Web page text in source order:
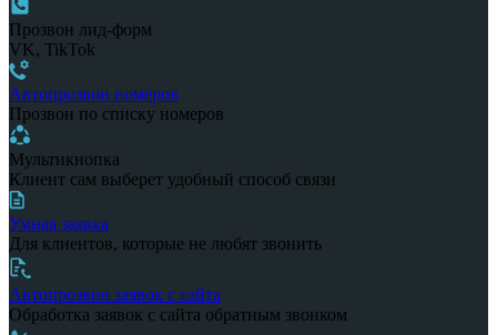
Прозвон лид-форм
VK, TikTok
Автопрозвон номеров
Прозвон по списку номеров
Мультикнопка
Клиент сам выберет удобный способ связи
Умная заявка
Для клиентов, которые не любят звонить
Автопрозвон заявок с сайта
Обработка заявок с сайта обратным звонком